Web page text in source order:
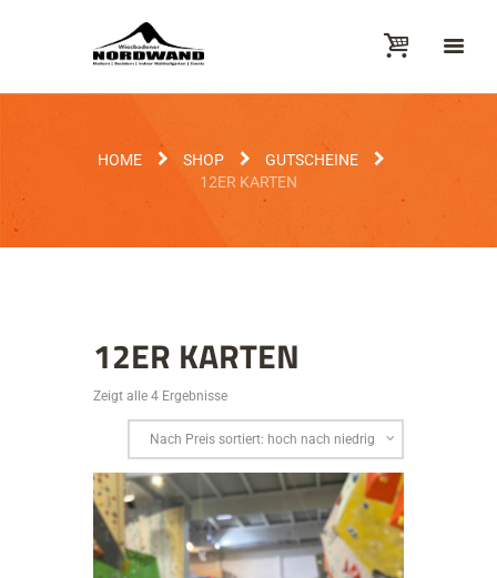
HOME SHOP
GUTSCHEINE
12ER KARTEN
12ER KARTEN
Zeigt alle 4 Ergebnisse